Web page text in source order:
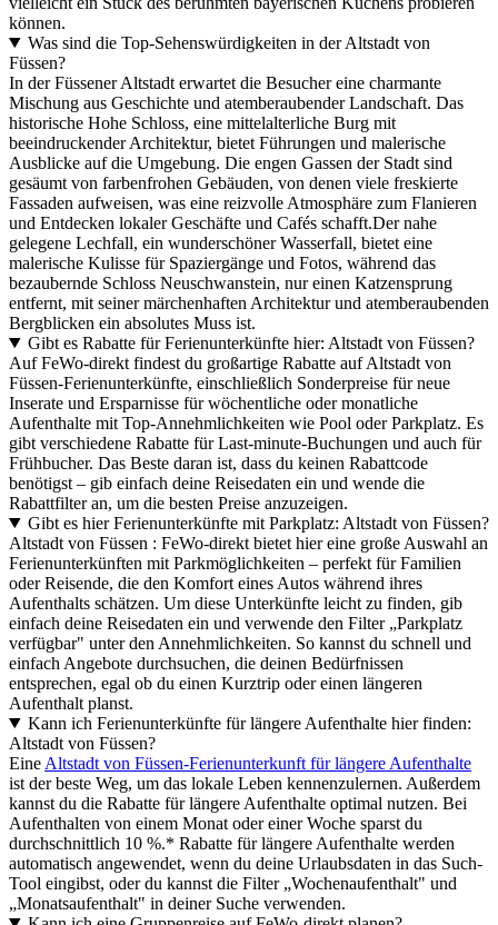
können.
Was sind die Top-Sehenswürdigkeiten in der Altstadt von
Füssen?
In der Füssener Altstadt erwartet die Besucher eine charmante
Mischung aus Geschichte und atemberaubender Landschaft. Das
historische Hohe Schloss, eine mittelalterliche Burg mit
beeindruckender Architektur, bietet Führungen und malerische
Ausblicke auf die Umgebung. Die engen Gassen der Stadt sind
gesäumt von farbenfrohen Gebäuden, von denen viele freskierte
Fassaden aufweisen, was eine reizvolle Atmosphäre zum Flanieren
und Entdecken lokaler Geschäfte und Cafés schafft.Der nahe
gelegene Lechfall, ein wunderschöner Wasserfall, bietet eine
malerische Kulisse für Spaziergänge und Fotos, während das
bezaubernde Schloss Neuschwanstein, nur einen Katzensprung
entfernt, mit seiner märchenhaften Architektur und atemberaubenden
Bergblicken ein absolutes Muss ist.
Gibt es Rabatte für Ferienunterkünfte hier: Altstadt von Füssen?
Auf FeWo-direkt findest du großartige Rabatte auf Altstadt von
Füssen-Ferienunterkünfte, einschließlich Sonderpreise für neue
Inserate und Ersparnisse für wöchentliche oder monatliche
Aufenthalte mit Top-Annehmlichkeiten wie Pool oder Parkplatz. Es
gibt verschiedene Rabatte für Last-minute-Buchungen und auch für
Frühbucher. Das Beste daran ist, dass du keinen Rabattcode
benötigst – gib einfach deine Reisedaten ein und wende die
Rabattfilter an, um die besten Preise anzuzeigen.
Gibt es hier Ferienunterkünfte mit Parkplatz: Altstadt von Füssen?
Altstadt von Füssen : FeWo-direkt bietet hier eine große Auswahl an
Ferienunterkünften mit Parkmöglichkeiten – perfekt für Familien
oder Reisende, die den Komfort eines Autos während ihres
Aufenthalts schätzen. Um diese Unterkünfte leicht zu finden, gib
einfach deine Reisedaten ein und verwende den Filter „Parkplatz
verfügbar" unter den Annehmlichkeiten. So kannst du schnell und
einfach Angebote durchsuchen, die deinen Bedürfnissen
entsprechen, egal ob du einen Kurztrip oder einen längeren
Aufenthalt planst.
Kann ich Ferienunterkünfte für längere Aufenthalte hier finden:
Altstadt von Füssen?
Eine Altstadt von Füssen-Ferienunterkunft für längere Aufenthalte
ist der beste Weg, um das lokale Leben kennenzulernen. Außerdem
kannst du die Rabatte für längere Aufenthalte optimal nutzen. Bei
Aufenthalten von einem Monat oder einer Woche sparst du
durchschnittlich 10 %.* Rabatte für längere Aufenthalte werden
automatisch angewendet, wenn du deine Urlaubsdaten in das Such-
Tool eingibst, oder du kannst die Filter „Wochenaufenthalt" und
„Monatsaufenthalt" in deiner Suche verwenden.